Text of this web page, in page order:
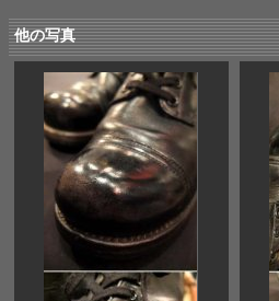
他の写真